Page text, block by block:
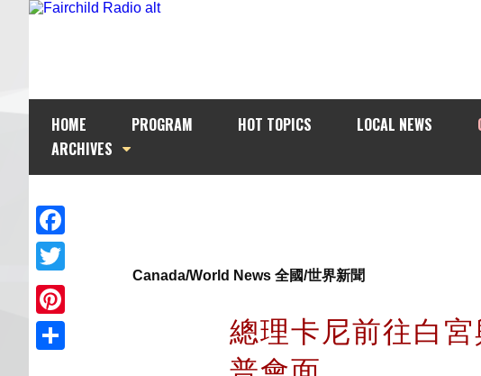
HOME PROGRAM HOT TOPICS LOCAL NEWS
ARCHIVES
Facebook
Twitter
Pinterest
Canada/World News 全國/世界新聞
總理卡尼前往白